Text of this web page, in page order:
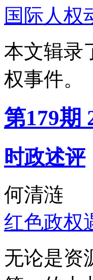
国际人权
本文辑录
权事件。
第179期
时政述评
何清涟
红色政权
无论是资